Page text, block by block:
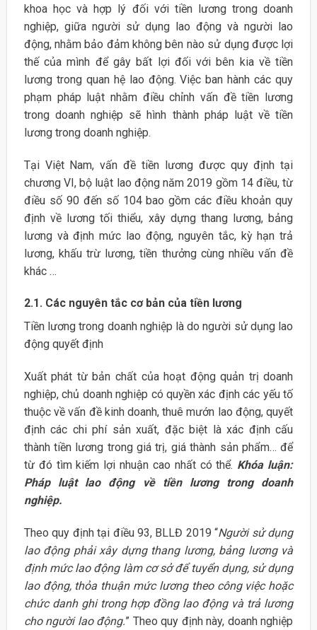
khoa học và hợp lý đối với tiền lương trong doanh
nghiệp, giữa người sử dụng lao động và người lao
động, nhằm bảo đảm không bên nào sử dụng được lợi
thế của mình để gây bất lợi đối với bên kia về tiền
lương trong quan hệ lao động. Việc ban hành các quy
phạm pháp luật nhằm điều chỉnh vấn đề tiền lương
trong doanh nghiệp sẽ hình thành pháp luật về tiền
lương trong doanh nghiệp.
Tại Việt Nam, vấn đề tiền lương được quy định tại
chương VI, bộ luật lao động năm 2019 gồm 14 điều, từ
điều số 90 đến số 104 bao gồm các điều khoản quy
định về lương tối thiểu, xây dựng thang lương, bảng
lương và định mức lao động, nguyên tắc, kỳ hạn trả
lương, khấu trừ lương, tiền thưởng cùng nhiều vấn đề
khác …
2.1. Các nguyên tắc cơ bản của tiền lương
Tiền lương trong doanh nghiệp là do người sử dụng lao
động quyết định
Xuất phát từ bản chất của hoạt động quản trị doanh
nghiệp, chủ doanh nghiệp có quyền xác định các yếu tố
thuộc về vấn đề kinh doanh, thuê mướn lao động, quyết
định các chi phí sản xuất, đặc biệt là xác định cấu
thành tiền lương trong giá trị, giá thành sản phẩm… để
từ đó tìm kiếm lợi nhuận cao nhất có thể. Khóa luận:
Pháp luật lao động về tiền lương trong doanh
nghiệp.
Theo quy định tại điều 93, BLLĐ 2019 “Người sử dụng
lao động phải xây dựng thang lương, bảng lương và
định mức lao động làm cơ sở để tuyển dụng, sử dụng
lao động, thỏa thuận mức lương theo công việc hoặc
chức danh ghi trong hợp đồng lao động và trả lương
cho người lao động.” Theo quy định này, doanh nghiệp